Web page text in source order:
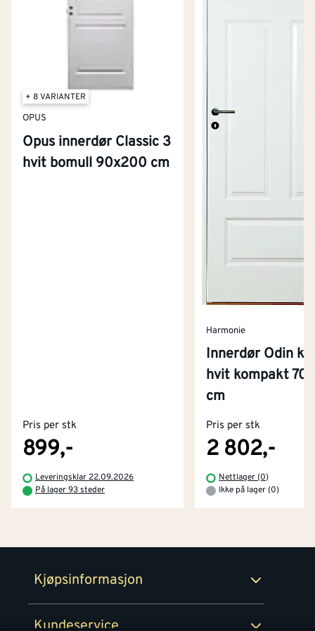
+ 8 VARIANTER
OPUS
Opus innerdør Classic 3
hvit bomull 90x200 cm
Pris per stk
899,-
Leveringsklar 22.09.2026
På lager 93 steder
Harmonie
Innerdør Odin
hvit kompakt
cm
Pris per stk
2 802,-
Nettlager (0)
Ikke på lager (0)
Kjøpsinformasjon
Kjøpsbetingelser
Retur- og angrerettsskjema
Kundeservice
Tjenester
Montér Klubb
Byggevarehus og åpningstider
Prismatch
Personvern